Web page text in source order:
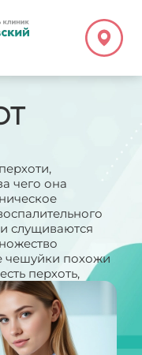
чего она
слущиваются
чешуйки похожи
перхоть,